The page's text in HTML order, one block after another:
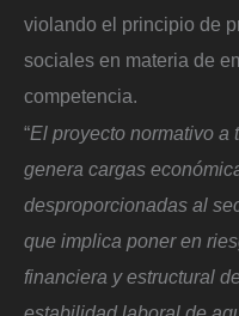
violando el principio de
sociales en materia de
competencia.
“El proyecto normativo a
genera cargas
desproporcionadas al
que implica poner en
financiera y estructural